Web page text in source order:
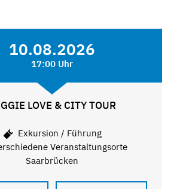
10.08.2026
17:00 Uhr
LOVE & CITY TOUR
Exkursion / Führung
Veranstaltungsorte
Saarbrücken